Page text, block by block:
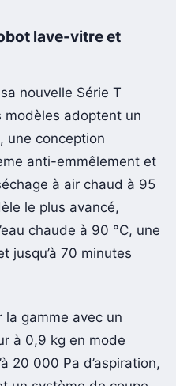
lave-vitre et
nouvelle Série T
modèles adoptent un
une conception
anti-emmêlement et
à air chaud à 95
le plus avancé,
chaude à 90 °C, une
jusqu’à 70 minutes
la gamme avec un
à 0,9 kg en mode
20 000 Pa d’aspiration,